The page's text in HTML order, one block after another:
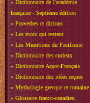
» Dictionnaire de l'académie
française - Septième édition
» Proverbes et dictons
» Les mots qui restent
» Les Munitions du Pacifisme
» Dictionnaire des curieux
» Dictionnaire Argot-Français
» Dictionnaire des idées reçues
» Mythologie grecque et romaine
» Glossaire franco-canadien